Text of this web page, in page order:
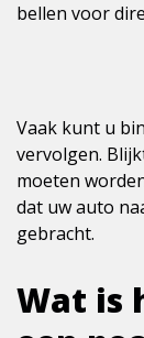
bellen voor
Vaak kunt u
vervolgen.
moeten
dat uw auto
gebracht.
Wat is